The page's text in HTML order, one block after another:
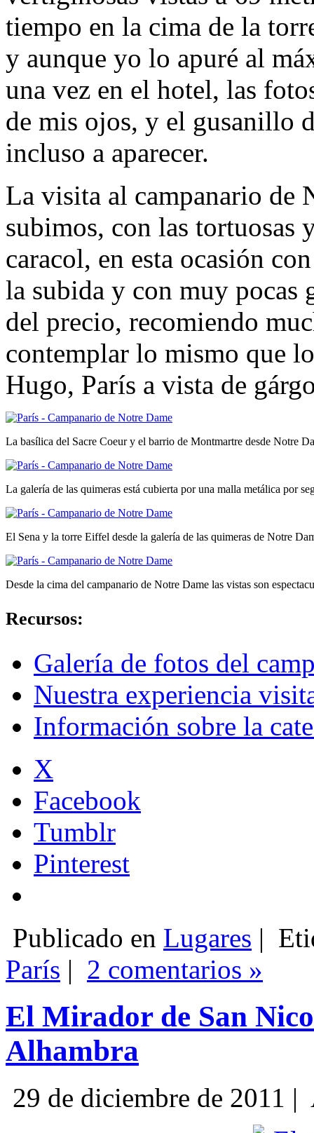
tiempo en la cima de la
y aunque yo lo apuré al
una vez en el hotel, las
de mis ojos, y el gusanillo
incluso a aparecer.
La visita al campanario de
subimos, con las tortuosas
caracol, en esta ocasión
la subida y con muy pocas
del precio, recomiendo
contemplar lo mismo que
Hugo, París a vista de
La basílica del Sacre Coeur y el barrio de Montmartre desde Notre
La galería de las quimeras está cubierta por una malla metálica por
El Sena y la torre Eiffel desde la galería de las quimeras de Notre
Desde la cima del campanario de Notre Dame las vistas son
Recursos:
Galería de fotos del
Nuestra experiencia
Información sobre la
X
Facebook
Tumblr
Pinterest
Publicado en Lugares |
París | 2 comentarios »
El Mirador de San
Alhambra
29 de diciembre de 2011 |